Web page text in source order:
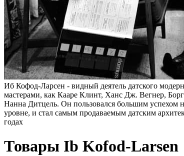
Иб Кофод-Ларсен - видный деятель датского
мастерами, как Кааре Клинт, Ханс Дж. Вегнер,
Нанна Дитцель. Он пользовался большим успехом
уровне, и стал самым продаваемым датским
годах
Товары Ib Kofod-Larsen